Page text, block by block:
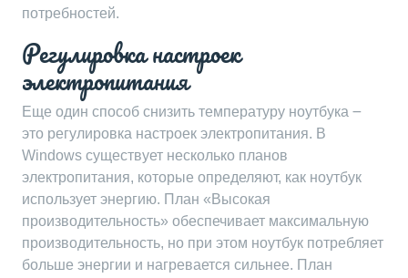
потребностей.
Регулировка настроек
электропитания
Еще один способ снизить температуру ноутбука ౼
это регулировка настроек электропитания. В
Windows существует несколько планов
электропитания, которые определяют, как ноутбук
использует энергию. План «Высокая
производительность» обеспечивает максимальную
производительность, но при этом ноутбук потребляет
больше энергии и нагревается сильнее. План